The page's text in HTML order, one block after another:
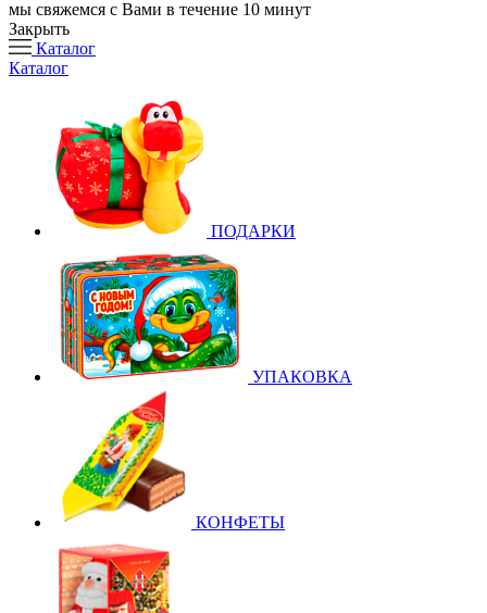
мы свяжемся с Вами в течение 10 минут
Закрыть
Каталог
Каталог
ПОДАРКИ
УПАКОВКА
КОНФЕТЫ